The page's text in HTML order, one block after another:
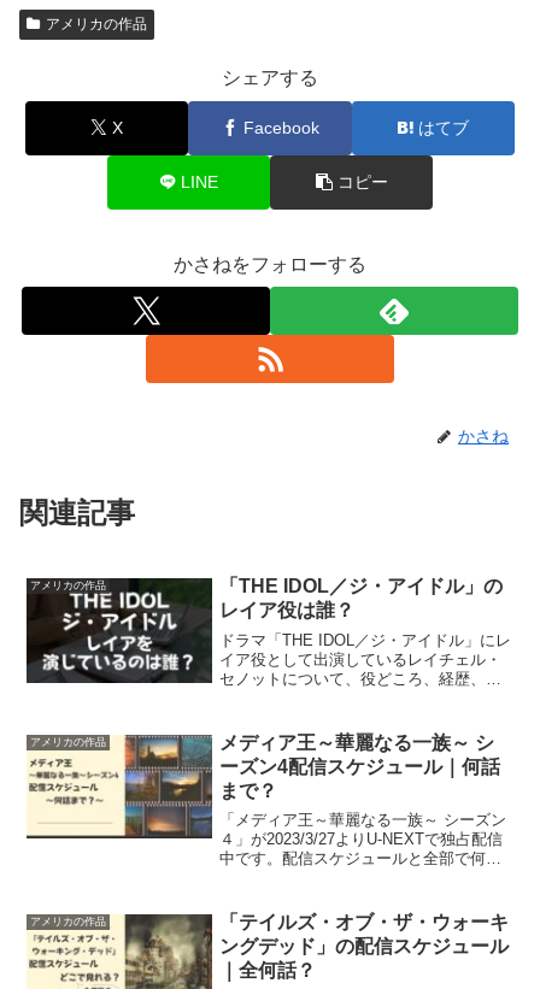
アメリカの作品
シェアする
X Facebook はてブ
LINE コピー
かさねをフォローする
かさね
関連記事
アメリカの作品
「THE IDOL／ジ・アイドル」の
レイア役は誰？
ドラマ「THE IDOL／ジ・アイドル」にレ
イア役として出演しているレイチェル・
セノットについて、役どころ、経歴、他
ていることがありました。
アメリカの作品
メディア王～華麗なる一族～ シ
ーズン4配信スケジュール｜何話
まで？
「メディア王～華麗なる一族～ シーズン
４」が2023/3/27よりU-NEXTで独占配信
中です。配信スケジュールと全部で何話
アメリカの作品
「テイルズ・オブ・ザ・ウォーキ
ングデッド」の配信スケジュール
｜全何話？